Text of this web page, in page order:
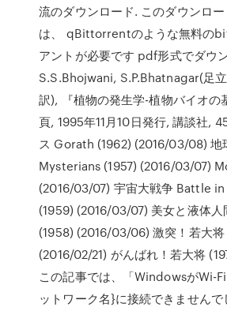
流のダウンロード. このダウンロ
は、 qBittorrentのような無料の
アントが必要です pdf形式でダウ
S.S.Bhojwani, S.P.Bhatnagar(足
訳), 『植物の発生学-植物バイオの
頁, 1995年11月10日発行, 講談社,
ス Gorath (1962) (2016/03/08) 地
Mysterians (1957) (2016/03/07)
(2016/03/07) 宇宙大戦争 Battle
(1959) (2016/03/07) 美女と液体
(1958) (2016/03/06) 激突！若大将
(2016/02/21) がんばれ！若大将
この記事では、「WindowsがWi-
ットワーク名}に接続できませんで